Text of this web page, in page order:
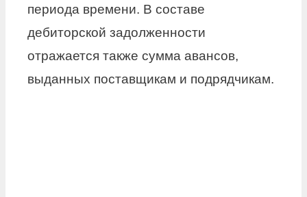
периода времени. В составе
дебиторской задолженности
отражается также сумма авансов,
выданных поставщикам и подрядчикам.